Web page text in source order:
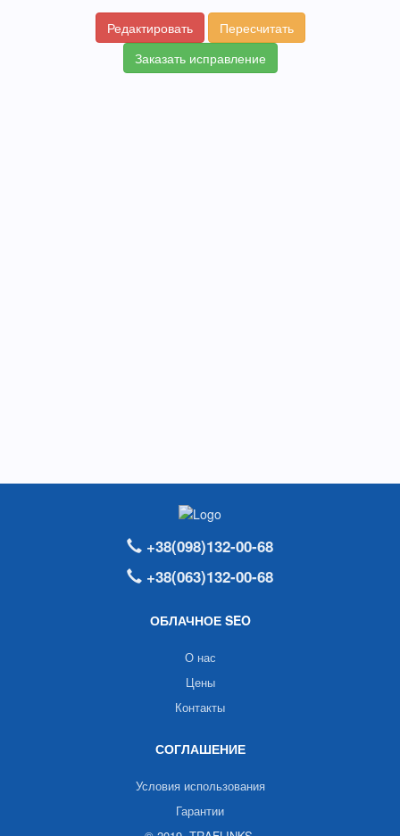
Редактировать
Пересчитать
Заказать исправление
+38(098)132-00-68
+38(063)132-00-68
ОБЛАЧНОЕ SEO
О нас
Цены
Контакты
СОГЛАШЕНИЕ
Условия использования
Гарантии